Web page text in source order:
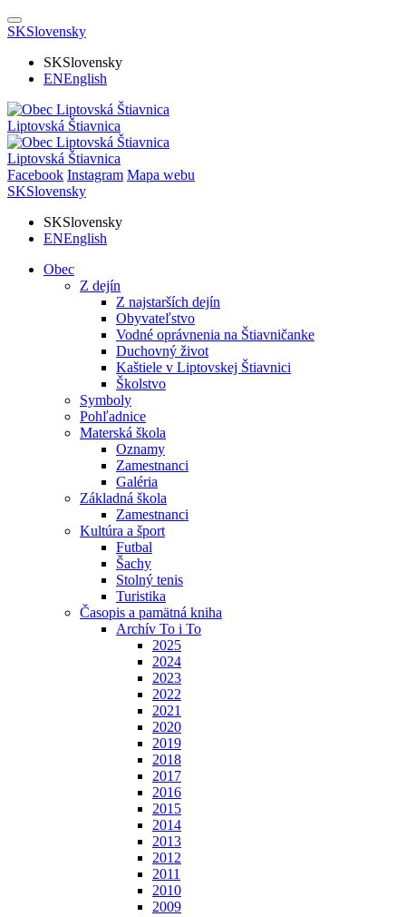
SKSlovensky
SKSlovensky
ENEnglish
Liptovská Štiavnica
Liptovská Štiavnica
Facebook Instagram Mapa webu
SKSlovensky
SKSlovensky
ENEnglish
Obec
Z dejín
Z najstarších dejín
Obyvateľstvo
Vodné oprávnenia na Štiavničanke
Duchovný život
Kaštiele v Liptovskej Štiavnici
Školstvo
Symboly
Pohľadnice
Materská škola
Oznamy
Zamestnanci
Galéria
Základná škola
Zamestnanci
Kultúra a šport
Futbal
Šachy
Stolný tenis
Turistika
Časopis a pamätná kniha
Archív To i To
2025
2024
2023
2022
2021
2020
2019
2018
2017
2016
2015
2014
2013
2012
2011
2010
2009